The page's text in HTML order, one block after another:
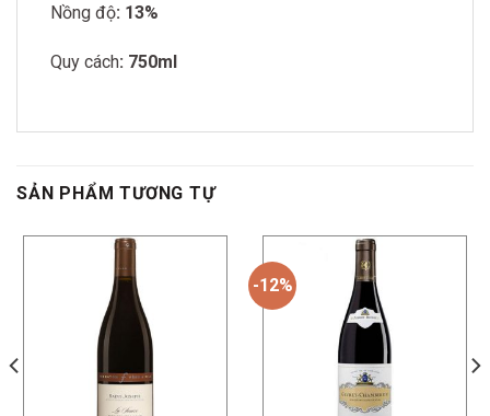
Nồng độ: 13%
Quy cách: 750ml
SẢN PHẨM TƯƠNG TỰ
-12%